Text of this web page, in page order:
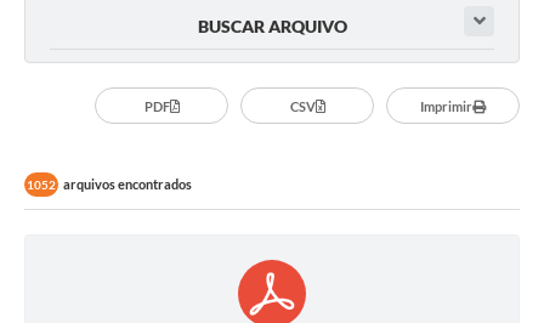
BUSCAR ARQUIVO
PDF CSV Imprimir
1052 arquivos encontrados